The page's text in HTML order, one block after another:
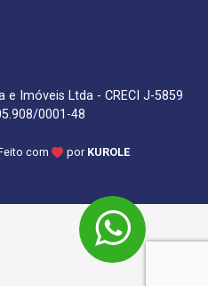
Imóveis Ltda - CRECI J-5859
0001-48
com por KUROLE